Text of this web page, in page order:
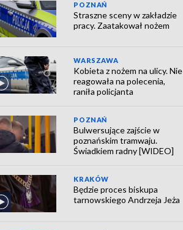
POZNAŃ
Straszne sceny w zakładzie
pracy. Zaatakował nożem
WARSZAWA
Kobieta z nożem na ulicy. Nie
reagowała na polecenia,
raniła policjanta
POZNAŃ
Bulwersujące zajście w
poznańskim tramwaju.
Świadkiem radny [WIDEO]
KRAKÓW
Będzie proces biskupa
tarnowskiego Andrzeja Jeża